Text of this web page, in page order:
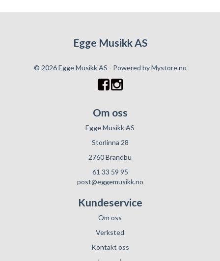
Egge Musikk AS
© 2026 Egge Musikk AS - Powered byMystore.no
Om oss
Egge Musikk AS
Storlinna 28
2760 Brandbu
61 33 59 95
post@eggemusikk.no
Kundeservice
Om oss
Verksted
Kontakt oss